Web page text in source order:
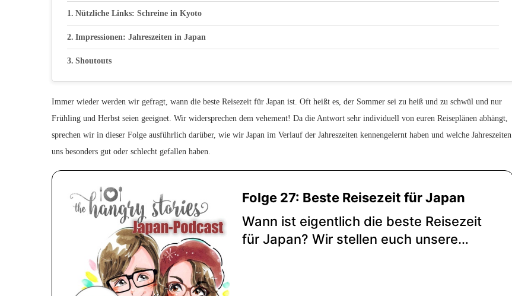
Nützliche Links: Schreine in Kyoto
Impressionen: Jahreszeiten in Japan
Shoutouts
Immer wieder werden wir gefragt, wann die beste Reisezeit für Japan ist. Oft heißt es, der Sommer sei zu heiß und zu schwül und nur
Frühling und Herbst seien geeignet. Wir widersprechen dem vehement! Da die Antwort sehr individuell von euren Reiseplänen abhängt,
sprechen wir in dieser Folge ausführlich darüber, wie wir Japan im Verlauf der Jahreszeiten kennengelernt haben und welche Jahreszeiten
uns besonders gut oder schlecht gefallen haben.